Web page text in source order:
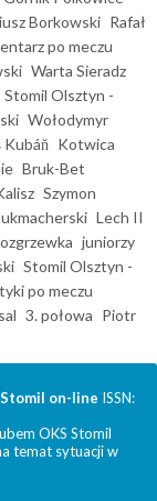
Borkowski Rafał
po meczu
Warta Sieradz
Stomil Olsztyn -
Wołodymyr
Kubáň Kotwica
Bruk-Bet
Szymon
Lech II
juniorzy
Stomil Olsztyn -
po meczu
3. połowa Piotr
Stomil on-line ISSN:
OKS Stomil
temat sytuacji w